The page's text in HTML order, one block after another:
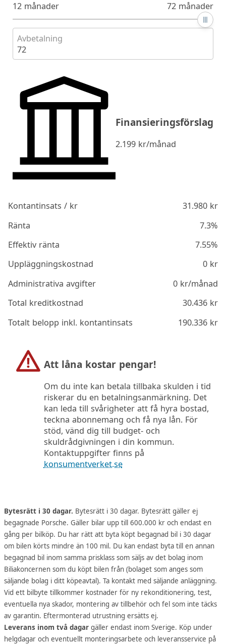
12 månader 72 månader
Avbetalning
72
Finansieringsförslag
2.199 kr/månad
Kontantinsats / kr 31.980kr
Ränta
7.3%
Effektiv ränta
7.55%
Uppläggningskostnad
0kr
Administrativa avgifter
0kr/månad
Total kreditkostnad
30.436kr
Totalt belopp inkl. kontantinsats
190.336kr
Att låna kostar pengar!
Om du inte kan betala tillbaka skulden i tid
riskerar du en betalningsanmärkning. Det
kan leda till svårigheter att få hyra bostad,
teckna abonnemang och få nya lån. För
stöd, vänd dig till budget- och
skuldrådgivningen i din kommun.
Kontaktuppgifter finns på
konsumentverket.se
Bytesrätt i 30 dagar. Bytesrätt i 30 dagar. Bytesrätt gäller ej
begagnade Porsche. Gäller bilar upp till 600.000 kr och endast en
gång per bilköp. Du har rätt att byta köpt begagnad bil i 30 dagar
om bilen körts mindre än 100 mil. Du kan endast byta till en annan
begagnad bil inom samma prisklass som säljs av det bolag inom
Biliakoncernen som du köpt bilen från (bolaget som anges som
säljande bolag i ditt köpeavtal). Ta kontakt med säljande anläggning.
Vid ett bilbyte tillkommer kostnader för ny rekonditionering, test,
eventuella nya skador, montering av tillbehör och fel som inte täcks
av garantin. Eftermonterad utrustning ersätts ej.
Leverans inom två dagar gäller endast inom Sverige. Köp under
helgdagar och eventuellt monteringsarbete och leveransservice på